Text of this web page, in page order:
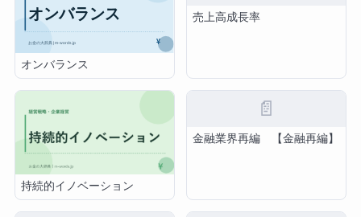
オンバランス
売上高成長率
持続的イノベーション
📄
金融業界再編 【金融再編】